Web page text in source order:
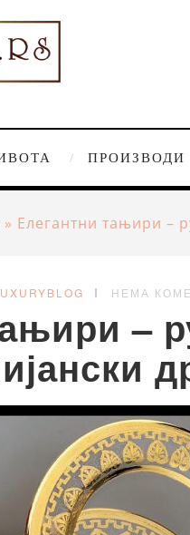
ПРОИЗВОДИ
» Елегантни тањири –
НЕМА
–